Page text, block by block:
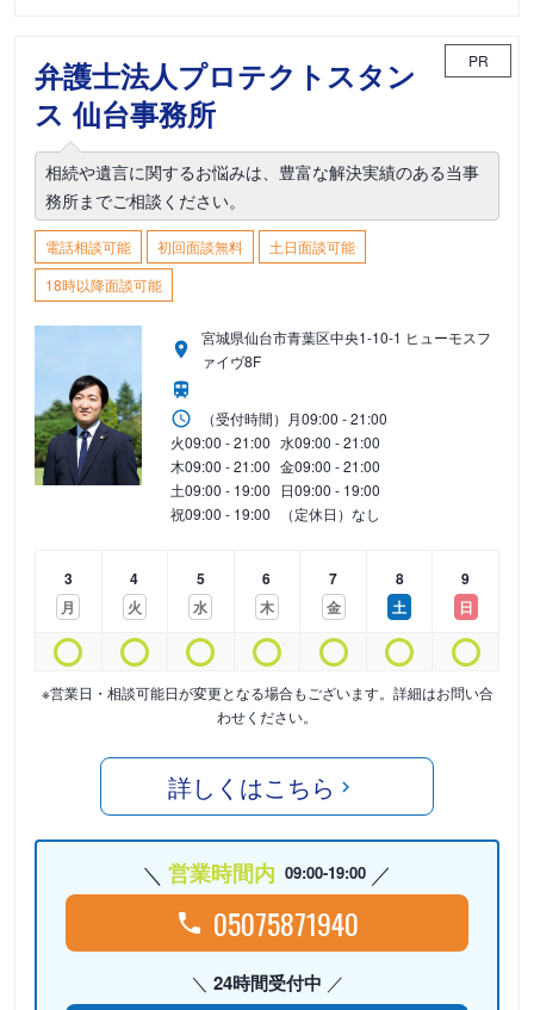
弁護士法人プロテクトスタン
ス 仙台事務所
PR
相続や遺言に関するお悩みは、豊富な解決実績のある当事
務所までご相談ください。
電話相談可能 初回面談無料
土日面談可能
18時以降面談可能
宮城県仙台市青葉区中央1-10-1 ヒューモスフ
ァイヴ8F
（受付時間） 月09:00 - 21:00
火09:00 - 21:00 水09:00 - 21:00
木09:00 - 21:00 金09:00 - 21:00
土09:00 - 19:00 日09:00 - 19:00
祝09:00 - 19:00 （定休日）なし
3
月
4
火
5
水
6
木
7
金
8
土
9
日
※営業日・相談可能日が変更となる場合もございます。詳細はお問い合
わせください。
詳しくはこちら
営業時間内 09:00-19:00
05075871940
24時間受付中